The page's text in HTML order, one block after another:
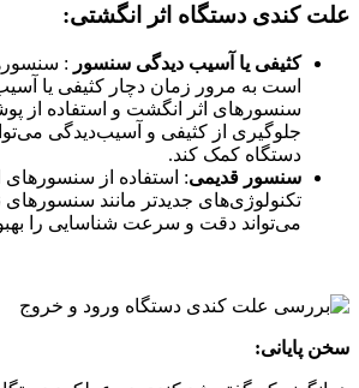
علت کندی دستگاه‌ اثر انگشتی:
کثیفی یا آسیب دیدگی سنسور :
است به مرور زمان دچار کثیفی یا
سنسورهای اثر انگشت و استفاده از
جلوگیری از کثیفی و آسیب‌دیدگی
دستگاه کمک کند.
سنسور قدیمی: استفاده از سنسورهای
تکنولوژی‌های جدیدتر مانند سنسورهای
می‌تواند دقت و سرعت شناسایی را
سخن پایانی: